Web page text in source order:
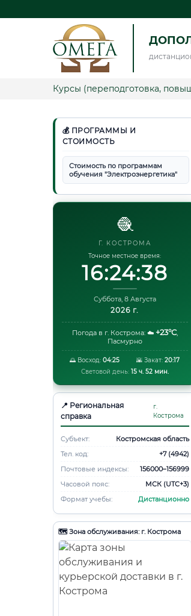
Курсы (переподготовка,
💰 ПРОГРАММЫ И
СТОИМОСТЬ
Стоимость по программам
обучения "Электроэнергетика"
🧶
Г. КОСТРОМА
Точное местное время:
16:24:39
Суббота, 8 Августа
2026 г.
Погода в г. Кострома: ☁️ +23°C,
Пасмурно
🌅 Восход:04:25 🌇 Закат: 20:17
Световой день: 15 ч. 52 мин.
📍 Региональная
справка
г.
Кострома
Субъект:
Костромская область
Тел. код:
+7 (4942)
Почтовые индексы:
156000–156999
Часовой пояс:
МСК (UTC+3)
Формат учебы:
Дистанционно
🗺️ Зона обслуживания: г. Кострома